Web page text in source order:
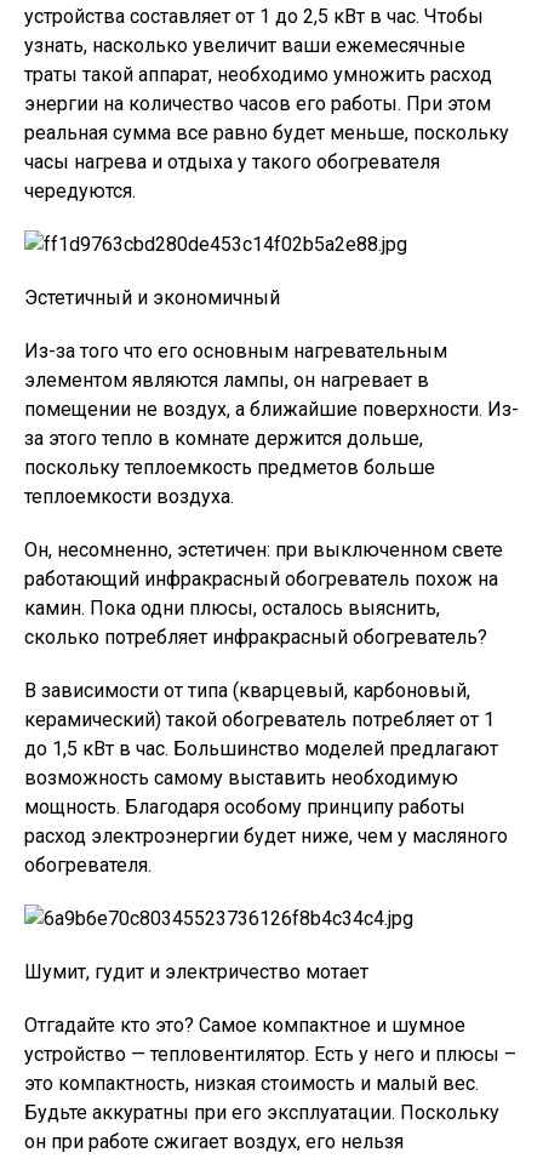
устройства составляет от 1 до 2,5 кВт в час. Чтобы
узнать, насколько увеличит ваши ежемесячные
траты такой аппарат, необходимо умножить расход
энергии на количество часов его работы. При этом
реальная сумма все равно будет меньше, поскольку
часы нагрева и отдыха у такого обогревателя
чередуются.
Эстетичный и экономичный
Из-за того что его основным нагревательным
элементом являются лампы, он нагревает в
помещении не воздух, а ближайшие поверхности. Из-
за этого тепло в комнате держится дольше,
поскольку теплоемкость предметов больше
теплоемкости воздуха.
Он, несомненно, эстетичен: при выключенном свете
работающий инфракрасный обогреватель похож на
камин. Пока одни плюсы, осталось выяснить,
сколько потребляет инфракрасный обогреватель?
В зависимости от типа (кварцевый, карбоновый,
керамический) такой обогреватель потребляет от 1
до 1,5 кВт в час. Большинство моделей предлагают
возможность самому выставить необходимую
мощность. Благодаря особому принципу работы
расход электроэнергии будет ниже, чем у масляного
обогревателя.
Шумит, гудит и электричество мотает
Отгадайте кто это? Самое компактное и шумное
устройство — тепловентилятор. Есть у него и плюсы –
это компактность, низкая стоимость и малый вес.
Будьте аккуратны при его эксплуатации. Поскольку
он при работе сжигает воздух, его нельзя